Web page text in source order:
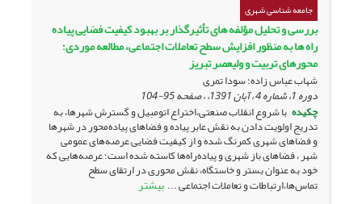
جامعه شناسی شهری
بررسی و تحلیل مؤلفه های تأثیرگذار بر بهبود کیفیت فضایی پیاده
راه ها به منظور افزایش سطح تعاملات اجتماعی، مطالعه موردی؛
محورهای تربیت و ولیعصر تبریز
شهاب عباس زاده؛ سودا تمری
دوره 1، شماره 4 ، آبان 1391، ، صفحه
95-104
چکیده با شروع انقلاب صنعتی،اختراع اتومبیل و گسترش شهرها، به
تدریج اولویت دادن به نقش عابر پیاده و فضاهای پیاده‌محور در شهرها
و فضاهای شهری کمرنگ شده و از کیفیت فضایی عرصه‌های عمومی
شهر ، فضاهای باز شهری و پیاده‌راه‌ها کاسته شده است؛ عرصه‌هایی که
خود به عنوان بستر و خاستگاه، نقش محوری در ارتقای سطح
تماس‌ها،ارتباطات و تعاملات اجتماعی ... بیشتر